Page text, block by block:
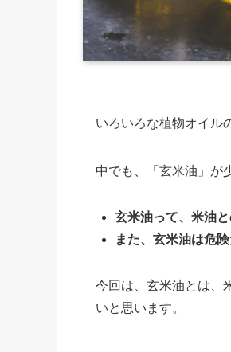
いろいろな植物オイル
中でも、「玄米油」が
玄米油って、米油
また、玄米油は危
今回は、玄米油とは、
いと思います。